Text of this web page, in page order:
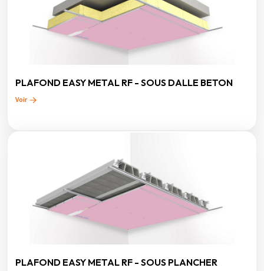
PLAFOND EASY METAL RF - SOUS DALLE BETON
Voir
PLAFOND EASY METAL RF - SOUS PLANCHER